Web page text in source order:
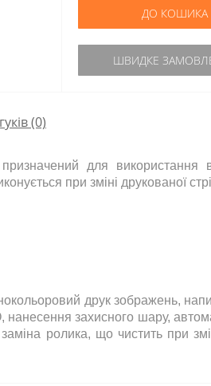
ДО КОШИКА
ШВИДКЕ
(0)
для
при зміні друкованої
друк зображень,
нанесення захисного шару,
ролика, що чистить при